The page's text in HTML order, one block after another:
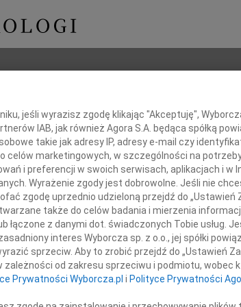
zmarł w wieku 70 lat
i Dziadek
Imię i
INNE
Z
Z
jeśli wyrazisz zgodę klikając "Akceptuję",
IAB, jak również Agora S.A. będąca spółką
takie jak adresy IP, adresy e-mail czy
celów marketingowych, w szczególności na
i preferencji w swoich serwisach, aplikacjach i w
Wyrażenie zgody jest dobrowolne. Jeśli nie
zgodę uprzednio udzieloną przejdź do „Ustawień
także do celów badania i mierzenia
łączone z danymi dot. świadczonych Tobie usług.
interes Wyborcza sp. z o.o., jej spółki
sprzeciw. Aby to zrobić przejdź do „Ustawień
od zakresu sprzeciwu i podmiotu, wobec
Prywatności Wyborcza.pl i Polityce Prywatności